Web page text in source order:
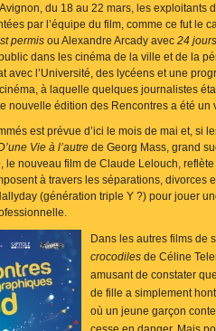
du 18 au 22 mars, les
par l’équipe du film, comme ce fut le
permis ou Alexandre Arcady avec 24
dans les cinéma de la ville et de la
avec l’Université, des lycéens et une
à laquelle quelques journalistes
nouvelle édition des Rencontres a été un
est prévue d’ici le mois de mai et,
Vie à l’autre de Georg Mass, grand
, le nouveau film de Claude Lelouch,
à travers les séparations,
(génération triple Y ?) pour jouer
Dans les autres films de
crocodiles de Céline
amusant de constater
de fille a simplement
où un jeune garçon